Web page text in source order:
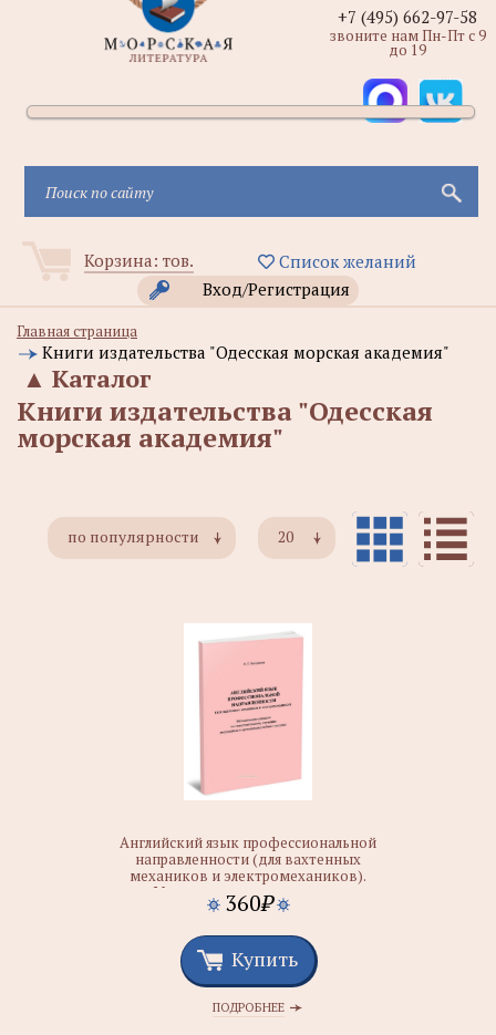
Корзина: тов.
Список желаний
Вход/Регистрация
+7 (495) 662-97-58
звоните нам Пн-Пт с 9
до 19
Главная страница
Книги издательства "Одесская морская академия"
Каталог
▲
Книги издательства "Одесская
морская академия"
20
по популярности
Английский язык профессиональной
направленности (для вахтенных
механиков и электромехаников).
Методические указания по
самостоятельному изучению дисциплины
360₽
Купить
ПОДРОБНЕЕ